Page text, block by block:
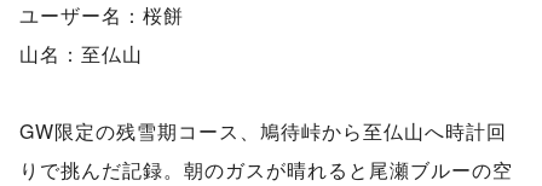
ユーザー名：桜餅
山名：至仏山
GW限定の残雪期コース、鳩待峠から至仏山へ時計回
りで挑んだ記録。朝のガスが晴れると尾瀬ブルーの空